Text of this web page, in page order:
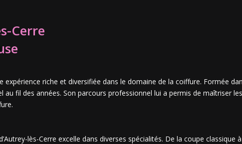
Cerre
expérience riche et diversifiée dans le domaine de la coiffure. Formée
fil des années. Son parcours professionnel lui a permis de maîtriser
lès-Cerre excelle dans diverses spécialités. De la coupe